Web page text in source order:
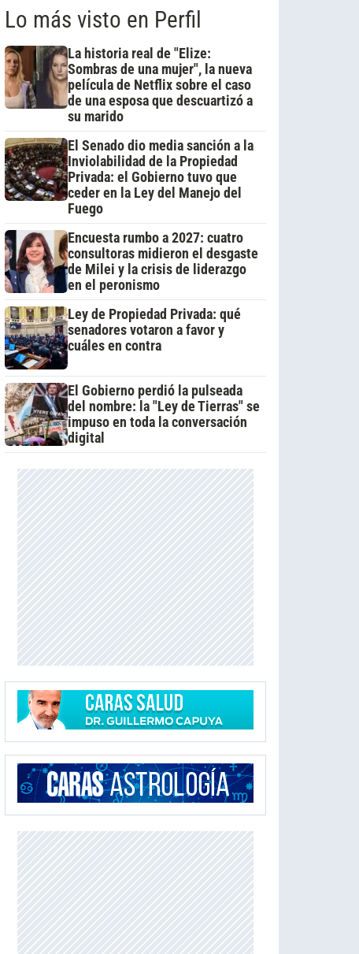
Lo más visto en Perfil
La historia real de "Elize:
Sombras de una mujer", la nueva
película de Netflix sobre el caso
de una esposa que descuartizó a
su marido
El Senado dio media sanción a la
Inviolabilidad de la Propiedad
Privada: el Gobierno tuvo que
ceder en la Ley del Manejo del
Fuego
Encuesta rumbo a 2027: cuatro
consultoras midieron el desgaste
de Milei y la crisis de liderazgo
en el peronismo
Ley de Propiedad Privada: qué
senadores votaron a favor y
cuáles en contra
El Gobierno perdió la pulseada
del nombre: la "Ley de Tierras" se
impuso en toda la conversación
digital